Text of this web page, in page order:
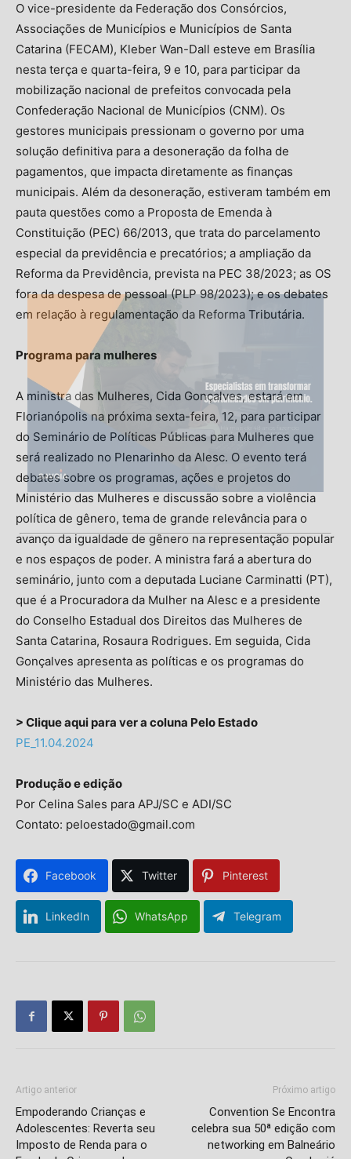
O vice-presidente da Federação dos Consórcios,
Associações de Municípios e Municípios de Santa
Catarina (FECAM), Kleber Wan-Dall esteve em Brasília
nesta terça e quarta-feira, 9 e 10, para participar da
mobilização nacional de prefeitos convocada pela
Confederação Nacional de Municípios (CNM). Os
gestores municipais pressionam o governo por uma
solução definitiva para a desoneração da folha de
pagamentos, que impacta diretamente as finanças
municipais. Além da desoneração, estiveram também em
pauta questões como a Proposta de Emenda à
Constituição (PEC) 66/2013, que trata do parcelamento
especial da previdência e precatórios; a ampliação da
Reforma da Previdência, prevista na PEC 38/2023; as OS
fora da despesa de pessoal (PLP 98/2023); e os debates
em relação à regulamentação da Reforma Tributária.
Programa para mulheres
A ministra das Mulheres, Cida Gonçalves, estará em
Florianópolis na próxima sexta-feira, 12, para participar
do Seminário de Políticas Públicas para Mulheres que
será realizado no Plenarinho da Alesc. O evento terá
debates sobre os programas, ações e projetos do
Ministério das Mulheres e discussão sobre a violência
política de gênero, tema de grande relevância para o
avanço da igualdade de gênero na representação popular
e nos espaços de poder. A ministra fará a abertura do
seminário, junto com a deputada Luciane Carminatti (PT),
que é a Procuradora da Mulher na Alesc e a presidente
do Conselho Estadual dos Direitos das Mulheres de
Santa Catarina, Rosaura Rodrigues. Em seguida, Cida
Gonçalves apresenta as políticas e os programas do
Ministério das Mulheres.
> Clique aqui para ver a coluna Pelo Estado
PE_11.04.2024
Produção e edição
Por Celina Sales para APJ/SC e ADI/SC
Contato: peloestado@gmail.com
Facebook Twitter Pinterest
LinkedIn WhatsApp Telegram
Artigo anterior
Empoderando Crianças e
Adolescentes: Reverta seu
Imposto de Renda para o
Próximo artigo
Convention Se Encontra
celebra sua 50ª edição com
networking em Balneário